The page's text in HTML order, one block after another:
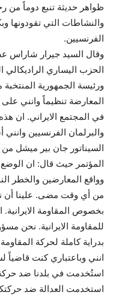
ظواهر حديثة تنبع دوماً من
والنشاطات التي تقودونها
الفرنسيين.
وقال السيد جيرار شاراس
الحزب اليساري الراديكالي
ورئيسة الجمهورية
المعارضة تنظيماً وانني
في المجتمع الايراني. ان
والبرلمان الفرنسيين
السيناتور جان بير ميشل
المؤتمر حيث قال: ان الوضع
وواقع المعارضين والخطر
من أي وقت مضى. علينا أن
بخصوص المقاومة الايرانية.
للمقاومة الايرانية. نحن
بدراية كاملة لحركة المقاومة
انني وباعتباري كنت قاضياً
استخدمت العدالة ضد